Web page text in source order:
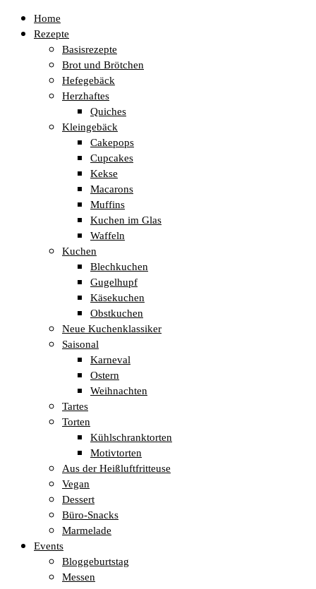
Home
Rezepte
Basisrezepte
Brot und Brötchen
Hefegebäck
Herzhaftes
Quiches
Kleingebäck
Cakepops
Cupcakes
Kekse
Macarons
Muffins
Kuchen im Glas
Waffeln
Kuchen
Blechkuchen
Gugelhupf
Käsekuchen
Obstkuchen
Neue Kuchenklassiker
Saisonal
Karneval
Ostern
Weihnachten
Tartes
Torten
Kühlschranktorten
Motivtorten
Aus der Heißluftfritteuse
Vegan
Dessert
Büro-Snacks
Marmelade
Events
Bloggeburtstag
Messen